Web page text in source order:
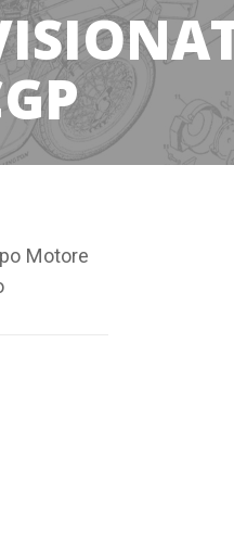
Motore